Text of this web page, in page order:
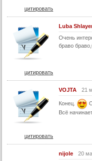
цитировать
Luba
Очень
браво
цитировать
VOJTA 21
Конец.
Всё
цитировать
nijole
20